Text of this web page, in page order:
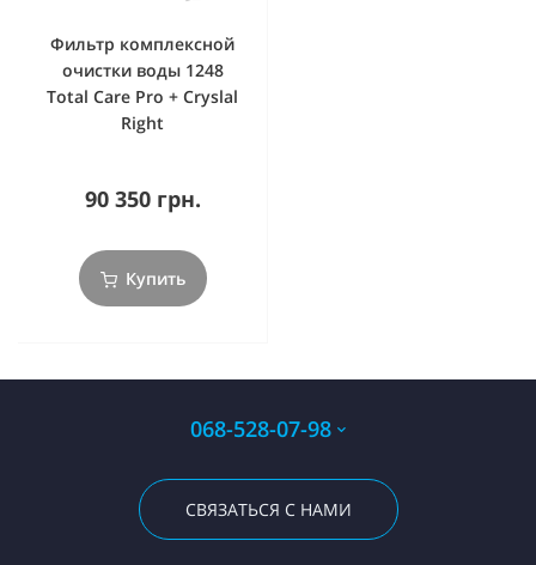
Фильтр комплексной
очистки воды 1248
Total Care Pro + Cryslal
Right
90 350 грн.
Купить
068-528-07-98
СВЯЗАТЬСЯ С НАМИ